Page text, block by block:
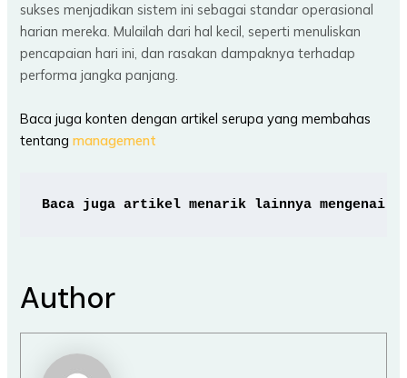
sukses menjadikan sistem ini sebagai standar operasional
harian mereka. Mulailah dari hal kecil, seperti menuliskan
pencapaian hari ini, dan rasakan dampaknya terhadap
performa jangka panjang.
Baca juga konten dengan artikel serupa yang membahas
tentang management
Baca juga artikel menarik lainnya mengenai
Author